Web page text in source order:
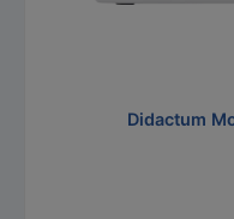
Didactum